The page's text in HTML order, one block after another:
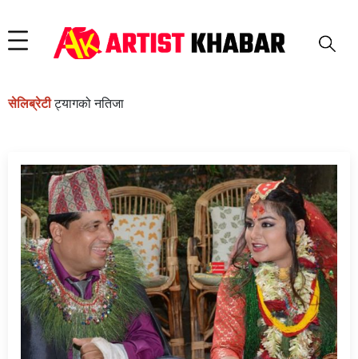
सेलिब्रेटीट्यागको नतिजा